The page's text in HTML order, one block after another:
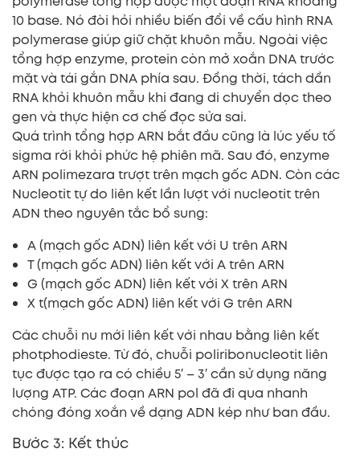
10 base. Nó đòi hỏi nhiều biến đổi về cấu hình RNA
polymerase giúp giữ chặt khuôn mẫu. Ngoài việc
tổng hợp enzyme, protein còn mở xoắn DNA trước
mặt và tái gắn DNA phía sau. Đồng thời, tách dần
RNA khỏi khuôn mẫu khi đang di chuyển dọc theo
gen và thực hiện cơ chế đọc sửa sai.
Quá trình tổng hợp ARN bắt đầu cũng là lúc yếu tố
sigma rời khỏi phức hệ phiên mã. Sau đó, enzyme
ARN polimezara trượt trên mạch gốc ADN. Còn các
Nucleotit tự do liên kết lần lượt với nucleotit trên
ADN theo nguyên tắc bổ sung:
A (mạch gốc ADN) liên kết với U trên ARN
T (mạch gốc ADN) liên kết với A trên ARN
G (mạch gốc ADN) liên kết với X trên ARN
X t(mạch gốc ADN) liên kết với G trên ARN
Các chuỗi nu mới liên kết với nhau bằng liên kết
photphodieste. Từ đó, chuỗi poliribonucleotit liên
tục được tạo ra có chiều 5′ – 3′ cần sử dụng năng
lượng ATP. Các đoạn ARN pol đã đi qua nhanh
chóng đóng xoắn về dạng ADN kép như ban đầu.
Bước 3: Kết thúc